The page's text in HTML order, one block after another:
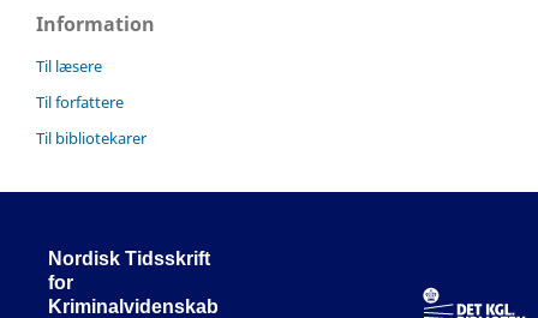
Information
Til læsere
Til forfattere
Til bibliotekarer
Nordisk Tidsskrift
for
Kriminalvidenskab